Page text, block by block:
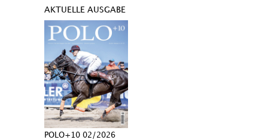
AKTUELLE AUSGABE
POLO+10 02/2026